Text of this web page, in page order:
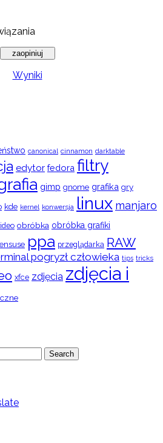
Wyniki
canonical cinnamon darktable
edytor fedora filtry
gimp gnome grafika gry
kde kernel konwersja linux manjaro
obróbka obróbka grafiki
ppa przeglądarka RAW
pogryzł człowieka tips tricks
xfce zdjęcia zdjęcia i
Search